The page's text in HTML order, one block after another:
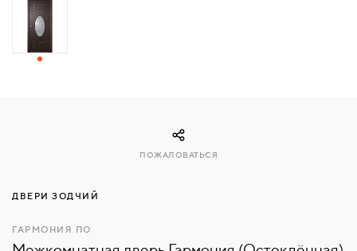
СВЯЗАТЬСЯ
ДВЕРИ ЗОДЧИЙ
ГАРМОНИЯ ПО
ПОЖАЛОВАТЬСЯ